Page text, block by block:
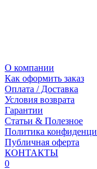
О компании
Как оформить заказ
Оплата / Доставка
Условия возврата
Гарантии
Статьи & Полезное
Политика
Публичная оферта
КОНТАКТЫ
0